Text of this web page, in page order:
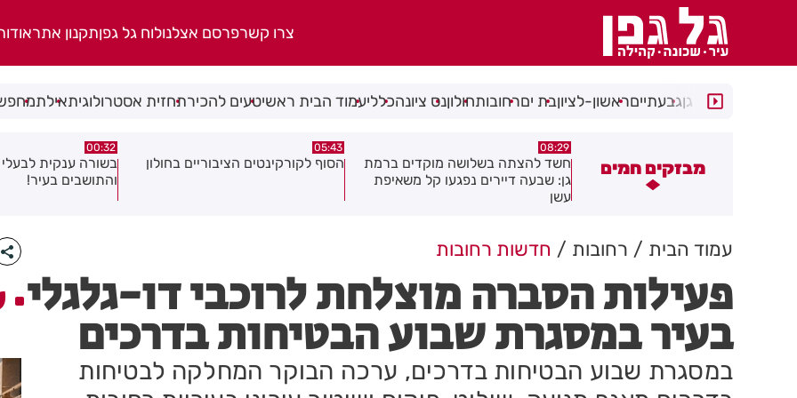
צרו קשרפרסם אצלנולוח גל גפןתקנון אתר
רמת גןגבעתייםראשון-לציוןבת יםרחובותחולוןנס ציונהכלליעמוד הבית ראשיטעים להכירתחזית אסטרולוגיתאילת
מבזקים חמים
חשד להצתה בשלושה מוקדים ברמת
גן: שבעה דיירים נפגעו קל משאיפת
05:43
הסוף לקורקינטים הציבוריים בחולון
00:32
בשורה ענקית לבעלי העסקים
06.08.26
תושב בת ים נעצר
של צעירה בת 18
עמוד הבית רחובות חדשות רחובות
פעילות הסברה מוצלחת לרוכבי דו-גלגלי
בעיר במסגרת שבוע הבטיחות בדרכים
במסגרת שבוע הבטיחות בדרכים, ערכה הבוקר המחלקה לבטיחות